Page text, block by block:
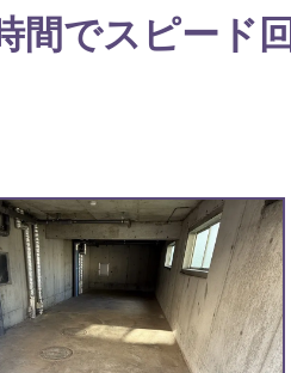
間でスピード回